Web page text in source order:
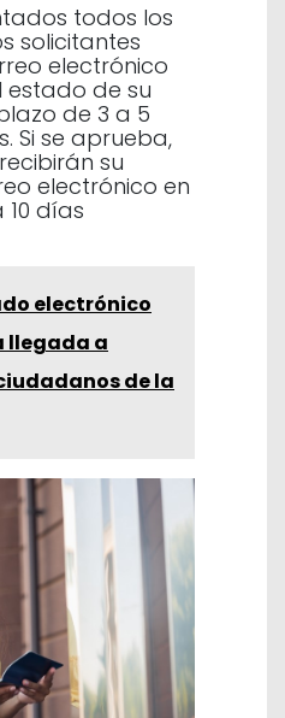
todos los
solicitantes
electrónico
de su
de 3 a 5
Si se aprueba,
su
electrónico en
días
electrónico
llegada a
de la